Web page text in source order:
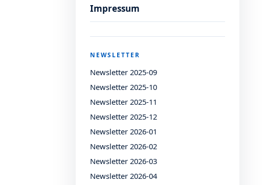
Impressum
NEWSLETTER
Newsletter 2025-09
Newsletter 2025-10
Newsletter 2025-11
Newsletter 2025-12
Newsletter 2026-01
Newsletter 2026-02
Newsletter 2026-03
Newsletter 2026-04